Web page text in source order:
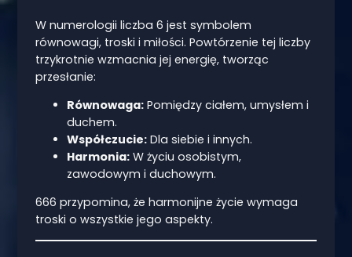
W numerologii liczba 6 jest symbolem
równowagi, troski i miłości. Powtórzenie tej liczby
trzykrotnie wzmacnia jej energię, tworząc
przesłanie:
Równowaga:Pomiędzy ciałem, umysłem i
duchem.
Współczucie:Dla siebie i innych.
Harmonia:W życiu osobistym,
zawodowym i duchowym.
666 przypomina, że harmonijne życie wymaga
troski o wszystkie jego aspekty.